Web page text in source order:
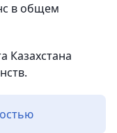
в общем
Казахстана